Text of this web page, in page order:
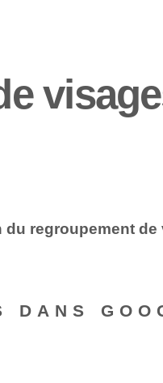
du regroupement de
DANS